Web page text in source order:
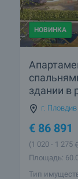
НОВИНКА
здании в
г. Пловдив
€ 86 891
(1 020 - 1 275
Площадь:
Тип